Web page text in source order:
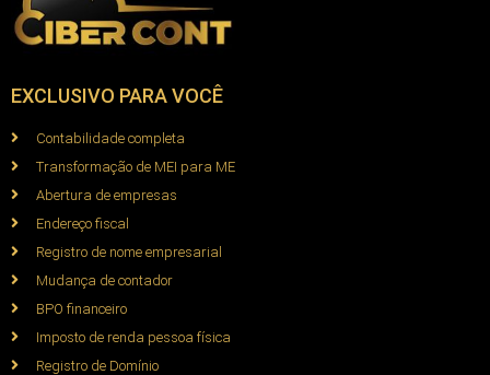
EXCLUSIVO PARA VOCÊ
Contabilidade completa
Transformação de MEI para ME
Abertura de empresas
Endereço fiscal
Registro de nome empresarial
Mudança de contador
BPO financeiro
Imposto de renda pessoa física
Registro de Domínio